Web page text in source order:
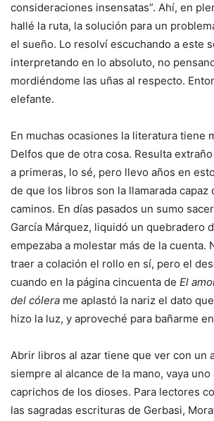
consideraciones insensatas”. Ahí, en
hallé la ruta, la solución para un
el sueño. Lo resolví escuchando a este
interpretando en lo absoluto, no
mordiéndome las uñas al respecto.
elefante.
En muchas ocasiones la literatura tiene
Delfos que de otra cosa. Resulta
a primeras, lo sé, pero llevo años en
de que los libros son la llamarada
caminos. En días pasados un sumo
García Márquez, liquidó un quebradero
empezaba a molestar más de la cuenta.
traer a colación el rollo en sí, pero el
cuando en la página cincuenta de El
del cólera me aplastó la nariz el dato
hizo la luz, y aproveché para bañarme
Abrir libros al azar tiene que ver con un
siempre al alcance de la mano, vaya
caprichos de los dioses. Para lectores
las sagradas escrituras de Gerbasi,